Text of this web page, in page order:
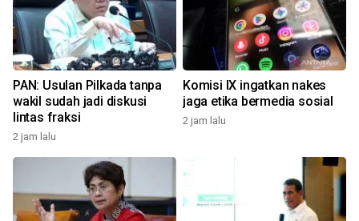
PAN: Usulan Pilkada tanpa
wakil sudah jadi diskusi
lintas fraksi
2 jam lalu
Komisi IX ingatkan nakes
jaga etika bermedia sosial
2 jam lalu